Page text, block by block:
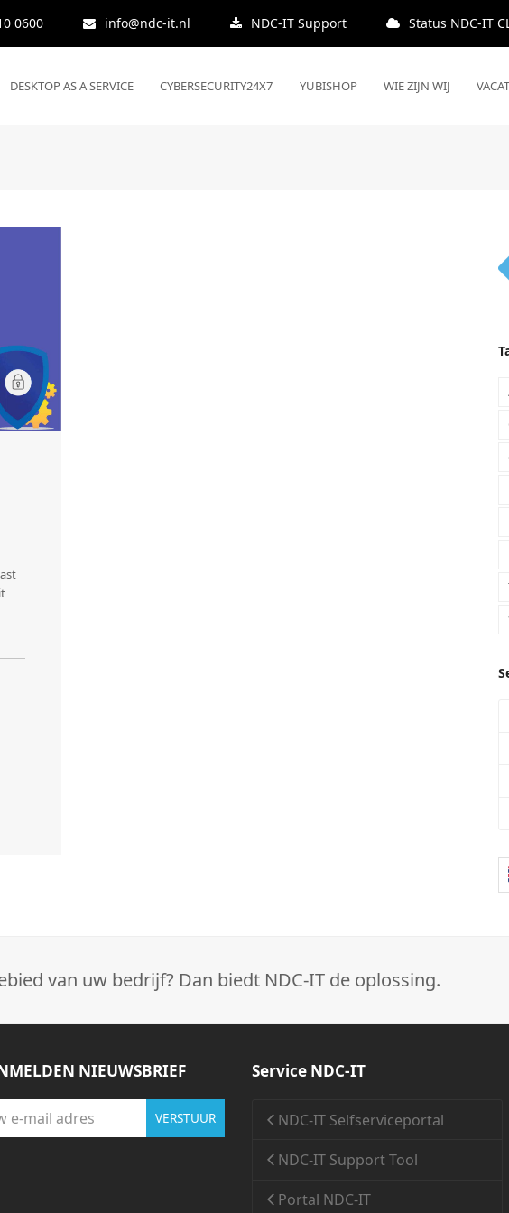
0600 info@ndc-it.nl NDC-IT Support Status NDC-IT
DESKTOP AS A SERVICE CYBERSECURITY24X7 YUBISHOP WIE ZIJN WIJ
van uw bedrijf? Dan biedt NDC-IT de oplossing.
NIEUWSBRIEF
VERSTUUR
Service NDC-IT
NDC-IT Selfserviceportal
NDC-IT Support Tool
Portal NDC-IT